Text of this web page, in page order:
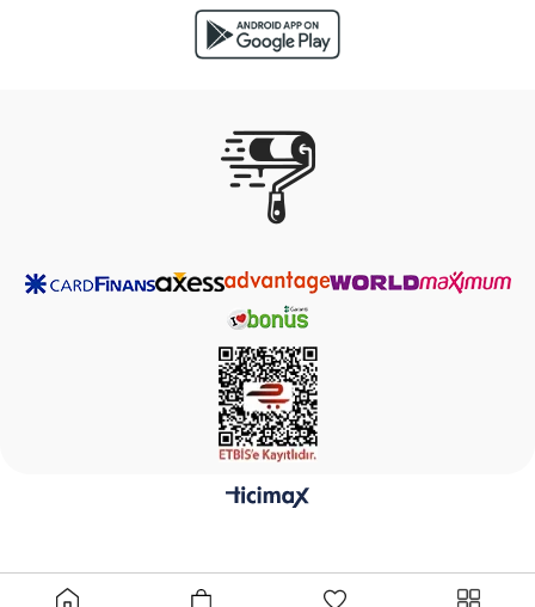
Teslimat 2-4 İş
Kolay İade